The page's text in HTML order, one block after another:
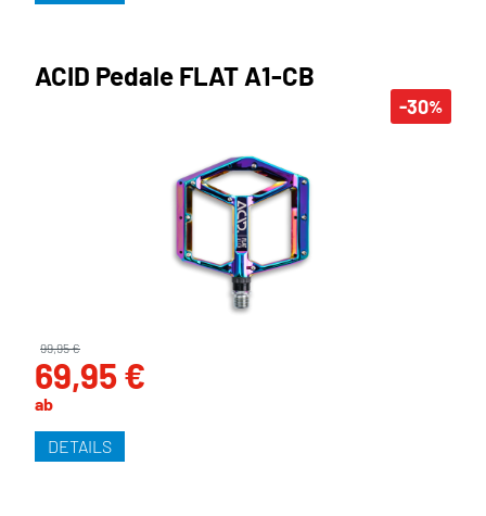
-30%
ACID Pedale FLAT A1-CB
ab
69,95 €
99,95 €
DETAILS